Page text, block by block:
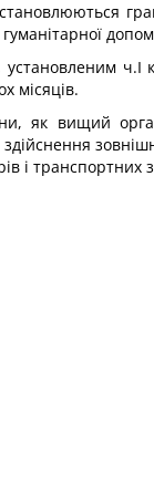
ч.І
місяців.
як вищий
здійснення
і транспортних